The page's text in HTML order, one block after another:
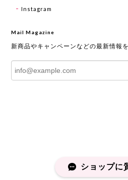
Instagram
Mail Magazine
新商品やキャンペーンなどの最新情報
ショップに